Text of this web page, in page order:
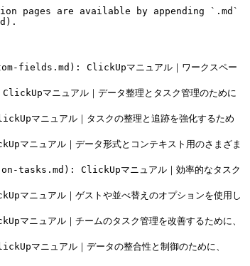
pages are available by appending `.md`
ClickUpマニュアル｜ワークスペー
ュアル｜データ整理とタスク管理のために
ュアル｜タスクの整理と追跡を強化するため
ル｜データ形式とコンテキスト用のさまざま
ClickUpマニュアル｜効率的なタスク
ル｜ゲストや並べ替えのオプションを使用し
ル｜チームのタスク管理を改善するために、
ュアル｜データの整合性と制御のために、